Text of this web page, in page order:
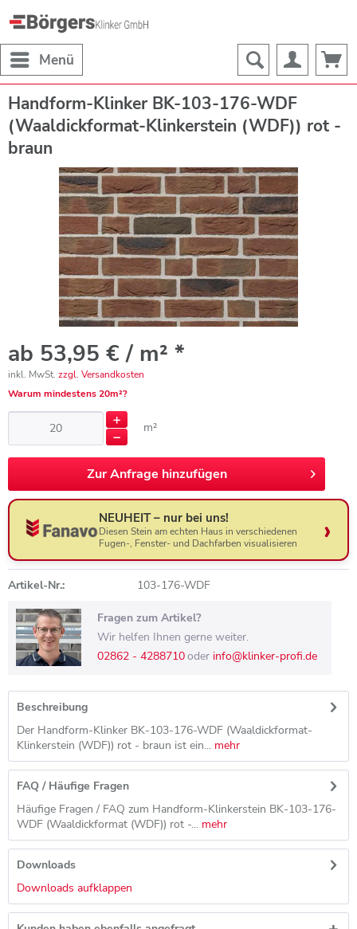
Menü
Handform-Klinker BK-103-176-WDF
(Waaldickformat-Klinkerstein (WDF)) rot -
braun
ab 53,95 € / m² *
inkl. MwSt. zzgl. Versandkosten
Warum mindestens 20m²?
m²
ZurAnfrage hinzufügen
NEUHEIT – nur bei uns!
Diesen Stein am echten Haus in verschiedenen
Fugen-, Fenster- und Dachfarben visualisieren
Artikel-Nr.: 103-176-WDF
Fragen zum Artikel?
Wir helfen Ihnen gerne weiter.
02862 - 4288710oder info@klinker-profi.de
Beschreibung
Der Handform-Klinker BK-103-176-WDF (Waaldickformat-
Klinkerstein (WDF)) rot - braun ist ein... mehr
FAQ / Häufige Fragen
Häufige Fragen / FAQ zum Handform-Klinkerstein BK-103-176-
WDF (Waaldickformat (WDF)) rot -... mehr
Downloads
Downloads aufklappen